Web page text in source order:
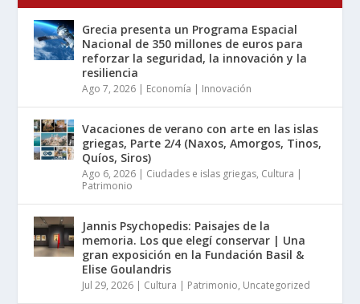
Grecia presenta un Programa Espacial
Nacional de 350 millones de euros para
reforzar la seguridad, la innovación y la
resiliencia
Ago 7, 2026 Economía | Innovación
Vacaciones de verano con arte en las islas
griegas, Parte 2/4 (Naxos, Amorgos, Tinos,
Quíos, Siros)
Ago 6, 2026 Ciudades e islas griegas, Cultura |
Patrimonio
Jannis Psychopedis: Paisajes de la
memoria. Los que elegí conservar | Una
gran exposición en la Fundación Basil &
Elise Goulandris
Jul 29, 2026 Cultura | Patrimonio, Uncategorized